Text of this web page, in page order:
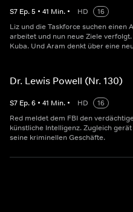
S7 Ep.5 • 41 Min. • HD
16
Liz und die Taskforce suchen einen
arbeitet und nun neue Ziele
Kuba. Und Aram denkt über eine
Dr. Lewis Powell (Nr. 130)
S7 Ep.6 • 41 Min. • HD
16
Red meldet dem FBI den
künstliche Intelligenz. Zugleich
seine kriminellen Geschäfte.